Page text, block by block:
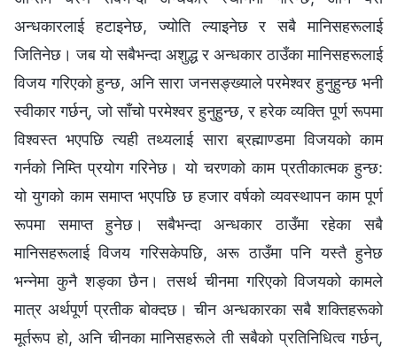
अन्धकारलाई हटाइनेछ, ज्योति ल्याइनेछ र सबै मानिसहरूलाई
जितिनेछ। जब यो सबैभन्दा अशुद्ध र अन्धकार ठाउँका मानिसहरूलाई
विजय गरिएको हुन्छ, अनि सारा जनसङ्ख्याले परमेश्‍वर हुनुहुन्छ भनी
स्वीकार गर्छन्, जो साँचो परमेश्‍वर हुनुहुन्छ, र हरेक व्यक्ति पूर्ण रूपमा
विश्‍वस्त भएपछि त्यही तथ्यलाई सारा ब्रह्माण्डमा विजयको काम
गर्नको निम्ति प्रयोग गरिनेछ। यो चरणको काम प्रतीकात्मक हुन्छ:
यो युगको काम समाप्त भएपछि छ हजार वर्षको व्यवस्थापन काम पूर्ण
रूपमा समाप्त हुनेछ। सबैभन्दा अन्धकार ठाउँमा रहेका सबै
मानिसहरूलाई विजय गरिसकेपछि, अरू ठाउँमा पनि यस्तै हुनेछ
भन्‍नेमा कुनै शङ्का छैन। तसर्थ चीनमा गरिएको विजयको कामले
मात्र अर्थपूर्ण प्रतीक बोक्दछ। चीन अन्धकारका सबै शक्तिहरूको
मूर्तरूप हो, अनि चीनका मानिसहरूले ती सबैको प्रतिनिधित्व गर्छन्,